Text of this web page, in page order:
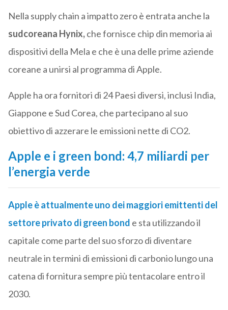
Nella supply chain a impatto zero è entrata anche la
sudcoreana Hynix,che fornisce chip din memoria ai
dispositivi della Mela e che è una delle prime aziende
coreane a unirsi al programma di Apple.
Apple ha ora fornitori di 24 Paesi diversi, inclusi India,
Giappone e Sud Corea, che partecipano al suo
obiettivo di azzerare le emissioni nette di CO2.
Apple e i green bond: 4,7 miliardi per
l’energia verde
Appleè attualmenteuno dei maggiori emittenti del
settore privato di green bond e sta utilizzando il
capitale come parte del suo sforzo di diventare
neutrale in termini di emissioni di carbonio lungo una
catena di fornitura sempre più tentacolare entro il
2030.